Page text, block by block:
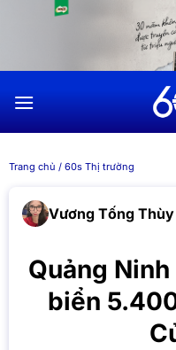
dung
Trang chủ / 60s Thị trường
Vương Tống Thùy
Quảng
biển